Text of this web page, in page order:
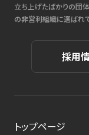
立ち上げたばかりの団
の非営利組織に選ばれて
採用
トップページ